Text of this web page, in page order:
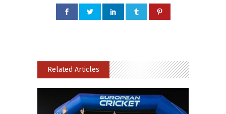
Related Articles